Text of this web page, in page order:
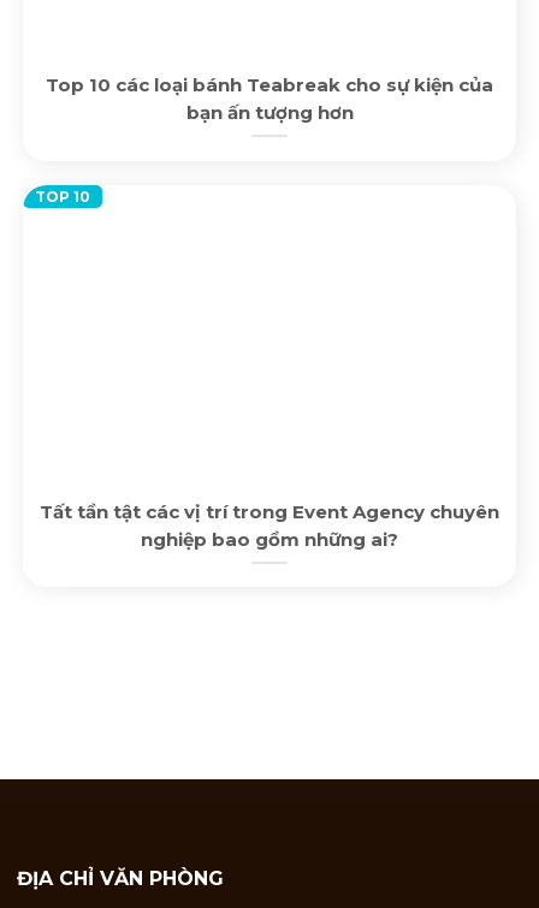
Top 10 các loại bánh Teabreak cho sự kiện của
bạn ấn tượng hơn
Tất tần tật các vị trí trong Event Agency chuyên
nghiệp bao gồm những ai?
ĐỊA CHỈ VĂN PHÒNG